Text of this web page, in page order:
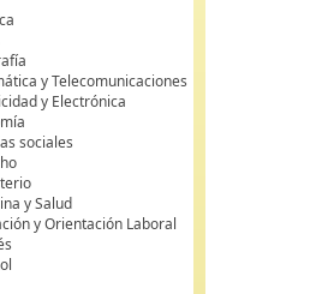
y Telecomunicaciones
y Electrónica
sociales
y Salud
y Orientación Laboral